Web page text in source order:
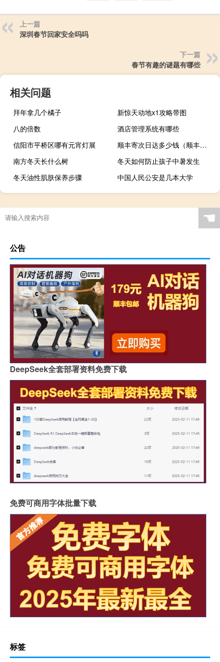
上一篇
深圳春节回家安全吗吗
下一篇
春节有趣的谜题有哪些
相关问题
拜年拿几个橘子
新惊天动地x1攻略带图
八的倍数
酒店管理系统有哪些
信阳市平桥区哪有元宵灯展
顺丰寄次日达多少钱（顺丰发次日达大约多少钱）
南方冬天长什么树
冬天如何防止孩子中暑发生
冬天油性肌肤保养步骤
中国人民公安是几本大学
☚
公告
DeepSeek全套部署资料免费下载
免费可商用字体批量下载
标签